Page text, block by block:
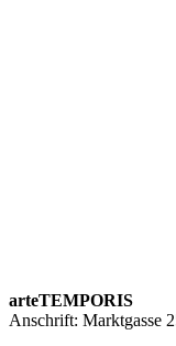
arteTEMPORIS
Anschrift: Marktgasse